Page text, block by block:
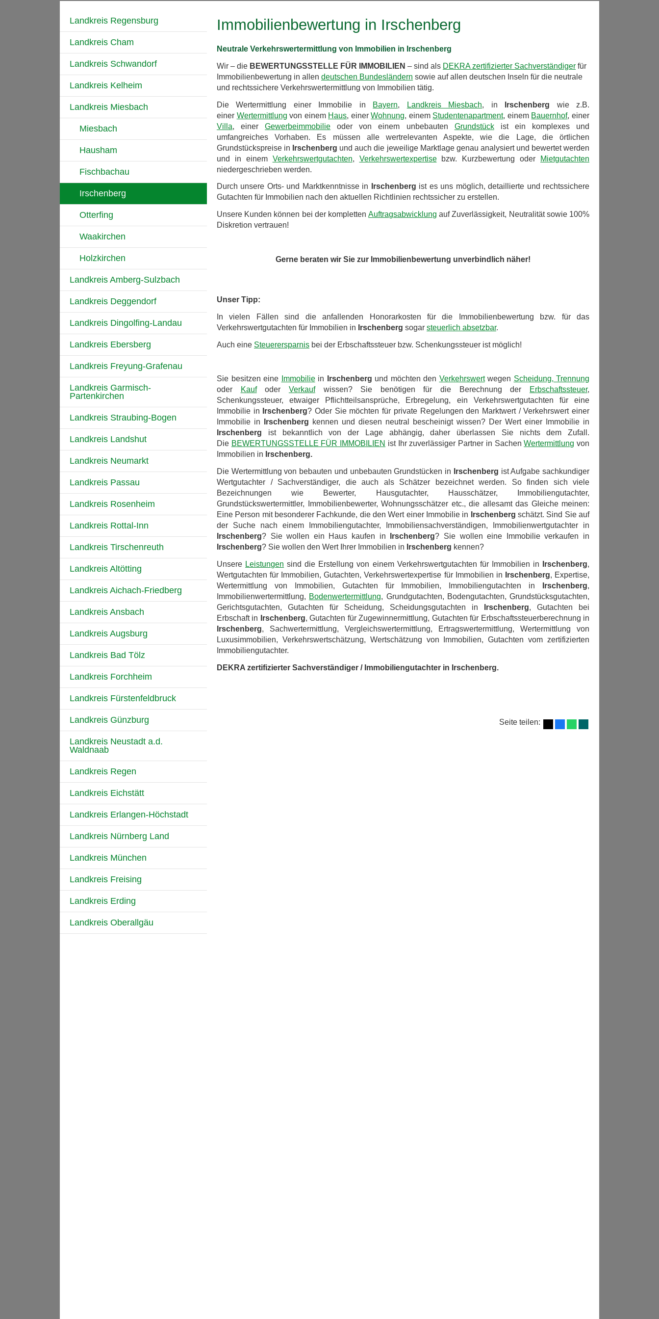
Landkreis Regensburg
Landkreis Cham
Landkreis Schwandorf
Landkreis Kelheim
Landkreis Miesbach
Miesbach
Hausham
Fischbachau
Irschenberg
Otterfing
Waakirchen
Holzkirchen
Landkreis Amberg-Sulzbach
Landkreis Deggendorf
Landkreis Dingolfing-Landau
Landkreis Ebersberg
Landkreis Freyung-Grafenau
Landkreis Garmisch-
Partenkirchen
Landkreis Straubing-Bogen
Landkreis Landshut
Landkreis Neumarkt
Landkreis Passau
Landkreis Rosenheim
Landkreis Rottal-Inn
Landkreis Tirschenreuth
Landkreis Altötting
Landkreis Aichach-Friedberg
Landkreis Ansbach
Landkreis Augsburg
Landkreis Bad Tölz
Landkreis Forchheim
Landkreis Fürstenfeldbruck
Landkreis Günzburg
Landkreis Neustadt a.d.
Waldnaab
Landkreis Regen
Landkreis Eichstätt
Landkreis Erlangen-Höchstadt
Landkreis Nürnberg Land
Landkreis München
Landkreis Freising
Landkreis Erding
Landkreis Oberallgäu
Immobilienbewertung in Irschenberg
Neutrale Verkehrswertermittlung von Immobilien in Irschenberg
Wir – die BEWERTUNGSSTELLE FÜR IMMOBILIEN – sind als DEKRA zertifizierter Sachverständiger für
Immobilienbewertung in allen deutschen Bundesländern sowie auf allen deutschen Inseln für die neutrale
und rechtssichere Verkehrswertermittlung von Immobilien tätig.
Die Wertermittlung einer Immobilie in Bayern, Landkreis Miesbach, in Irschenberg wie z.B.
einer Wertermittlung von einem Haus, einerWohnung, einem Studentenapartment, einem Bauernhof, einer
Villa, einerGewerbeimmobilie oder von einem unbebauten Grundstückist ein komplexes und
umfangreiches Vorhaben. Es müssen alle wertrelevanten Aspekte, wie die Lage, die örtlichen
Grundstückspreise in Irschenberg und auch die jeweilige Marktlage genau analysiert und bewertet werden
und in einem Verkehrswertgutachten, Verkehrswertexpertisebzw. Kurzbewertung oder
Mietgutachten
niedergeschrieben werden.
Durch unsere Orts- und Marktkenntnisse in Irschenberg ist es uns möglich, detaillierte und rechtssichere
Gutachten für Immobilien nach den aktuellen Richtlinien rechtssicher zu erstellen.
Unsere Kunden können bei der komplettenAuftragsabwicklung auf Zuverlässigkeit, Neutralität sowie 100%
Diskretion vertrauen!
Gerne beraten wir Sie zur Immobilienbewertung unverbindlich näher!
Unser Tipp:
In vielen Fällen sind die anfallenden Honorarkosten für die Immobilienbewertung bzw. für das
Verkehrswertgutachten für Immobilien in Irschenberg sogar steuerlich absetzbar.
Auch eine Steuerersparnis bei der Erbschaftssteuer bzw. Schenkungssteuer ist möglich!
Sie besitzen eine Immobiliein Irschenberg und möchten den Verkehrswertwegen Scheidung, Trennung
oder
Kaufoder Verkaufwissen? Sie benötigen für die Berechnung der Erbschaftssteuer,
Schenkungssteuer, etwaiger Pflichtteilsansprüche, Erbregelung, ein Verkehrswertgutachten für eine
Immobilie in
Irschenberg? Oder Sie möchten für private Regelungen den Marktwert / Verkehrswert einer
Immobilie in
Irschenberg kennen und diesen neutral bescheinigt wissen? Der Wert einer Immobilie in
Irschenberg ist bekanntlich von der Lage abhängig, daher überlassen Sie nichts dem Zufall.
Die BEWERTUNGSSTELLE FÜR IMMOBILIEN ist Ihr zuverlässiger Partner in SachenWertermittlung von
Immobilien in Irschenberg.
Die Wertermittlung von bebauten und unbebauten Grundstücken in Irschenberg ist Aufgabe sachkundiger
Wertgutachter / Sachverständiger, die auch als Schätzer bezeichnet werden. So finden sich viele
Bezeichnungen wie Bewerter, Hausgutachter, Hausschätzer, Immobiliengutachter,
Grundstückswertermittler, Immobilienbewerter, Wohnungsschätzer etc., die allesamt das Gleiche meinen:
Eine Person mit besonderer Fachkunde, die den Wert einer Immobilie in
Irschenberg schätzt. Sind Sie auf
der Suche nach einem Immobiliengutachter, Immobiliensachverständigen, Immobilienwertgutachter in
Irschenberg? Sie wollen ein Haus kaufen in Irschenberg? Sie wollen eine Immobilie verkaufen in
Irschenberg? Sie wollen den Wert Ihrer Immobilien in Irschenberg kennen?
Unsere Leistungen sind die Erstellung von einem Verkehrswertgutachten für Immobilien in Irschenberg,
Wertgutachten für Immobilien, Gutachten, Verkehrswertexpertise für Immobilien in
Irschenberg, Expertise,
Wertermittlung von Immobilien, Gutachten für Immobilien, Immobiliengutachten in
Irschenberg,
Immobilienwertermittlung, Bodenwertermittlung, Grundgutachten, Bodengutachten, Grundstücksgutachten,
Gerichtsgutachten, Gutachten für Scheidung, Scheidungsgutachten in
Irschenberg, Gutachten bei
Erbschaft in
Irschenberg, Gutachten für Zugewinnermittlung, Gutachten für Erbschaftssteuerberechnung in
Irschenberg, Sachwertermittlung, Vergleichswertermittlung, Ertragswertermittlung, Wertermittlung von
Luxusimmobilien, Verkehrswertschätzung, Wertschätzung von Immobilien, Gutachten vom zertifizierten
Immobiliengutachter.
DEKRA zertifizierter Sachverständiger / Immobiliengutachter in Irschenberg.
Seite teilen: